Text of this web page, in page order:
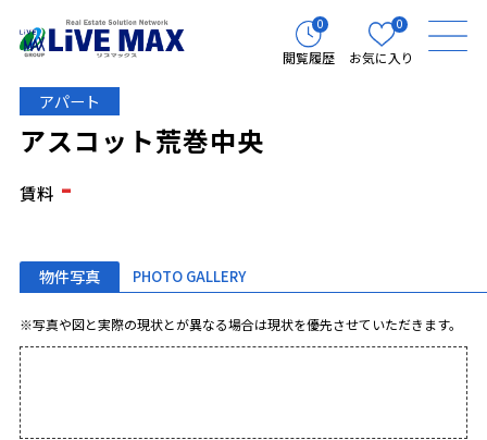
0
閲覧履歴
0
お気に入り
アパート
アスコット荒巻中央
賃料 -
物件写真 PHOTO GALLERY
※写真や図と実際の現状とが異なる場合は現状を優先させていただきます。